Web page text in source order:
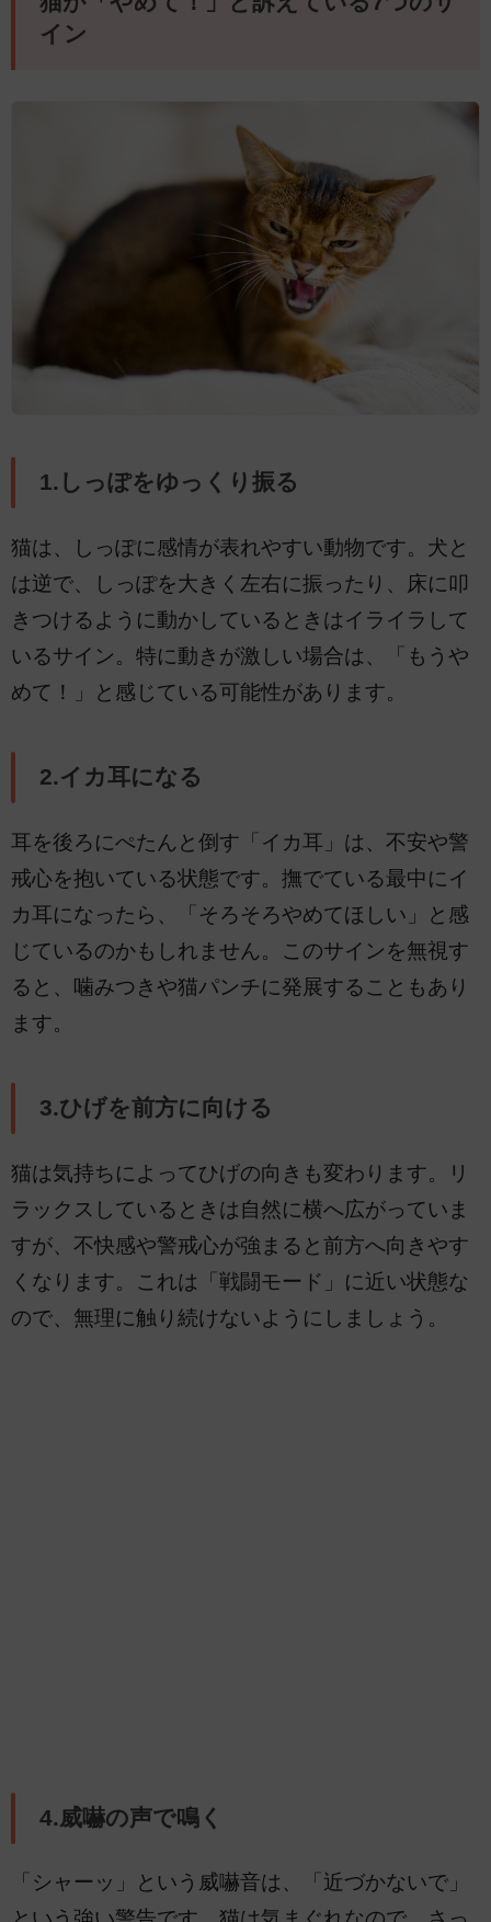
イン
1.しっぽをゆっくり振る
猫は、しっぽに感情が表れやすい動物です。犬と
は逆で、しっぽを大きく左右に振ったり、床に叩
きつけるように動かしているときはイライラして
いるサイン。特に動きが激しい場合は、「もうや
めて！」と感じている可能性があります。
2.イカ耳になる
耳を後ろにぺたんと倒す「イカ耳」は、不安や警
戒心を抱いている状態です。撫でている最中にイ
カ耳になったら、「そろそろやめてほしい」と感
じているのかもしれません。このサインを無視す
ると、噛みつきや猫パンチに発展することもあり
ます。
3.ひげを前方に向ける
猫は気持ちによってひげの向きも変わります。リ
ラックスしているときは自然に横へ広がっていま
すが、不快感や警戒心が強まると前方へ向きやす
くなります。これは「戦闘モード」に近い状態な
ので、無理に触り続けないようにしましょう。
4.威嚇の声で鳴く
「シャーッ」という威嚇音は、「近づかないで」